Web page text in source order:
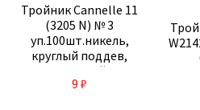
Тройник Cannelle 11
(3205 N) № 3
уп.100шт.никель,
круглый поддев,
стандартный 319-
056
9₽